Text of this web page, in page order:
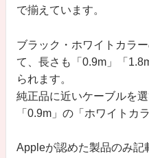
で揃えています。
ブラック・ホワイトカラ
て、長さも「0.9m」「
られます。
純正品に近いケーブルを
「0.9m」の「ホワイトカ
Appleが認めた製品のみ記